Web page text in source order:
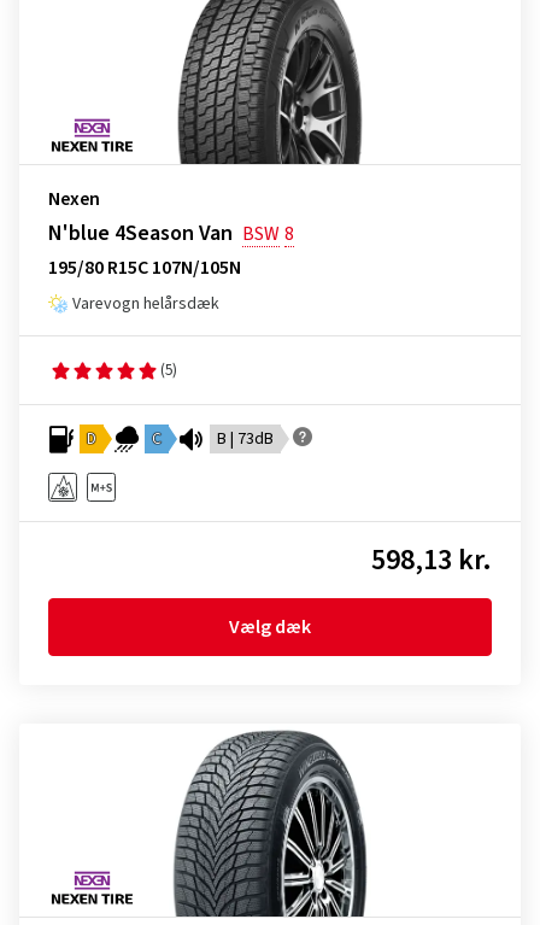
Nexen
N'blue 4Season Van BSW8
195/80 R15C 107N/105N
Varevogn helårsdæk
(5)
D C B | 73dB
598,13 kr.
Vælg dæk